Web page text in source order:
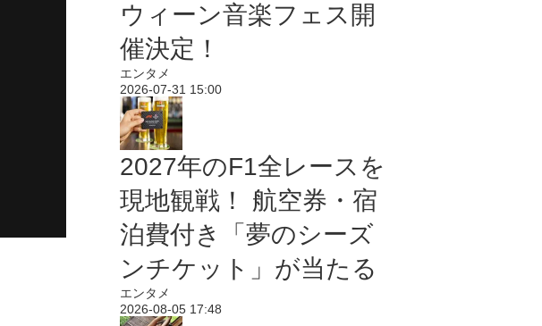
ウィーン音楽フェス開
催決定！
エンタメ
2026-07-31 15:00
2027年のF1全レースを
現地観戦！ 航空券・宿
泊費付き「夢のシーズ
ンチケット」が当たる
エンタメ
2026-08-05 17:48